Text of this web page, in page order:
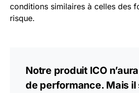
conditions similaires à celles des
risque.
Notre produit ICO
de performance. Mais il